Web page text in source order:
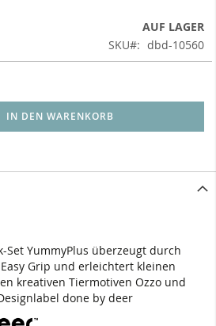
AUF LAGER
SKU
dbd-10560
IN DEN WARENKORB
Set YummyPlus überzeugt durch
Grip und erleichtert kleinen
kreativen Tiermotiven Ozzo und
done by deer